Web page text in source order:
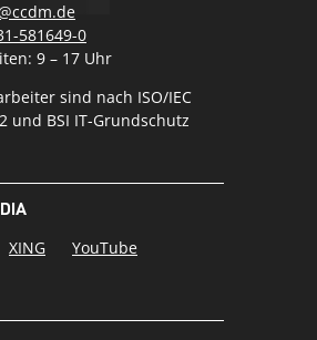
581649-0
9 – 17 Uhr
sind nach ISO/IEC
und BSI IT-Grundschutz
XING YouTube